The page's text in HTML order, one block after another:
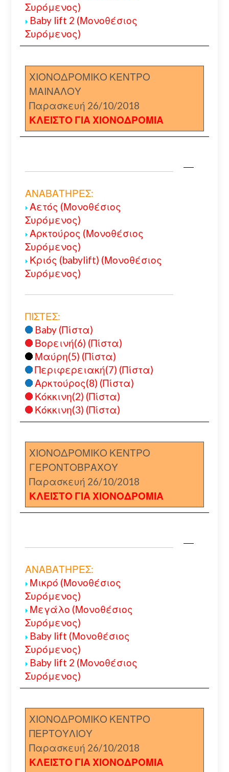
Συρόμενος)
Baby lift 2 (Μονοθέσιος
Συρόμενος)
ΧΙΟΝΟΔΡΟΜΙΚΟ ΚΕΝΤΡΟ
ΜΑΙΝΑΛΟΥ
Παρασκευή 26/10/2018
ΚΛΕΙΣΤΟ ΓΙΑ ΧΙΟΝΟΔΡΟΜΙΑ
ΑΝΑΒΑΤΗΡΕΣ:
Αετός (Μονοθέσιος
Συρόμενος)
Αρκτούρος (Μονοθέσιος
Συρόμενος)
Κριός (babylift) (Μονοθέσιος
Συρόμενος)
ΠΙΣΤΕΣ:
Baby (Πίστα)
Βορεινή(6) (Πίστα)
Μαύρη(5) (Πίστα)
Περιφερειακή(7) (Πίστα)
Αρκτούρος(8) (Πίστα)
Κόκκινη(2) (Πίστα)
Κόκκινη(3) (Πίστα)
ΧΙΟΝΟΔΡΟΜΙΚΟ ΚΕΝΤΡΟ
ΓΕΡΟΝΤΟΒΡΑΧΟΥ
Παρασκευή 26/10/2018
ΚΛΕΙΣΤΟ ΓΙΑ ΧΙΟΝΟΔΡΟΜΙΑ
ΑΝΑΒΑΤΗΡΕΣ:
Μικρό (Μονοθέσιος
Συρόμενος)
Μεγάλο (Μονοθέσιος
Συρόμενος)
Baby lift (Μονοθέσιος
Συρόμενος)
Baby lift 2 (Μονοθέσιος
Συρόμενος)
ΧΙΟΝΟΔΡΟΜΙΚΟ ΚΕΝΤΡΟ
ΠΕΡΤΟΥΛΙΟΥ
Παρασκευή 26/10/2018
ΚΛΕΙΣΤΟ ΓΙΑ ΧΙΟΝΟΔΡΟΜΙΑ